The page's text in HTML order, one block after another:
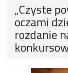
„Czyste
oczami
rozdanie